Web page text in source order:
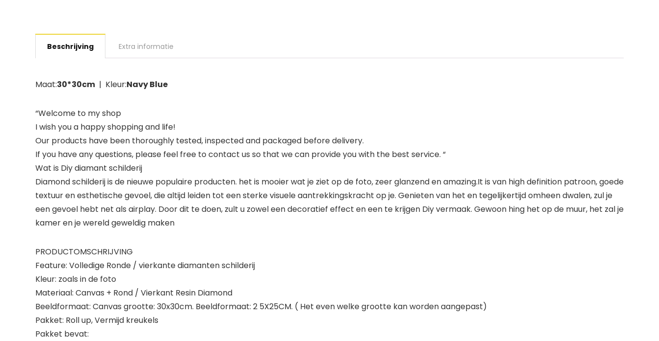
Beschrijving Extra informatie
Maat:30*30cm | Kleur:Navy Blue
“Welcome to my shop
I wish you a happy shopping and life!
Our products have been thoroughly tested, inspected and packaged before delivery.
If you have any questions, please feel free to contact us so that we can provide you with the best service. “
Wat is Diy diamant schilderij
Diamond schilderij is de nieuwe populaire producten. het is mooier wat je ziet op de foto, zeer glanzend en amazing.It is van high definition patroon, goede
textuur en esthetische gevoel, die altijd leiden tot een sterke visuele aantrekkingskracht op je. Genieten van het en tegelijkertijd omheen dwalen, zul je
een gevoel hebt net als airplay. Door dit te doen, zult u zowel een decoratief effect en een te krijgen Diy vermaak. Gewoon hing het op de muur, het zal je
kamer en je wereld geweldig maken
PRODUCTOMSCHRIJVING
Feature: Volledige Ronde / vierkante diamanten schilderij
Kleur: zoals in de foto
Materiaal: Canvas + Rond / Vierkant Resin Diamond
Beeldformaat: Canvas grootte: 30x30cm. Beeldformaat: 2 5X25CM. ( Het even welke grootte kan worden aangepast)
Pakket: Roll up, Vermijd kreukels
Pakket bevat: